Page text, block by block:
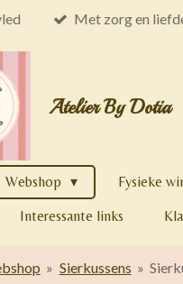
Met zorg en
Atelier By Dotia
Webshop Fysieke
Interessante links
» Sierkussens »